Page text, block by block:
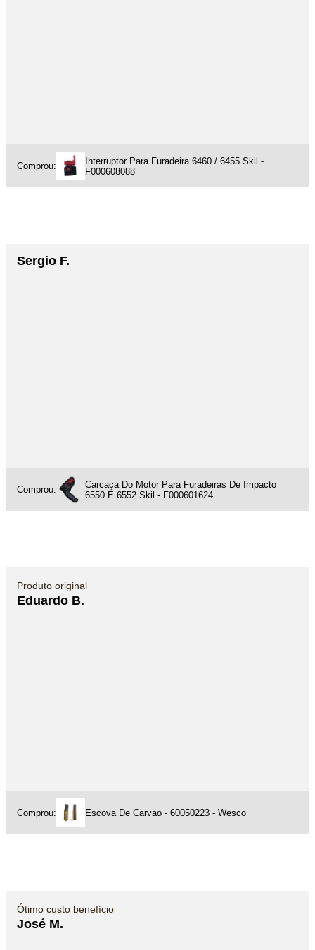
Comprou:
Interruptor Para Furadeira 6460 / 6455 Skil -
F000608088
Sergio F.
Comprou:
Carcaça Do Motor Para Furadeiras De Impacto
6550 E 6552 Skil - F000601624
Produto original
Eduardo B.
Comprou: Escova De Carvao - 60050223 - Wesco
Ótimo custo benefício
José M.